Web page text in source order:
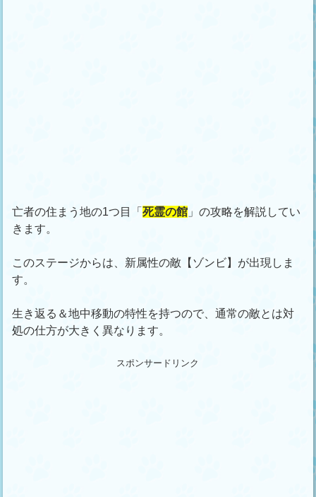
亡者の住まう地の1つ目「死霊の館 」の攻略を解説してい
きます。
このステージからは、新属性の敵【ゾンビ】が出現しま
す。
生き返る＆地中移動の特性を持つので、通常の敵とは対
処の仕方が大きく異なります。
スポンサードリンク